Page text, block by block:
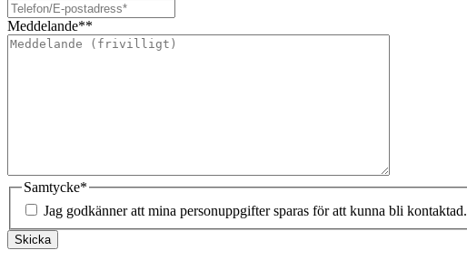
Meddelande**
Samtycke*
Jag godkänner att mina personuppgifter sparas för att kunna bli kontaktad.
Skicka